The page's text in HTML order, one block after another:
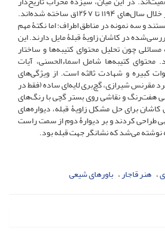
قابل شناسایی است که در خلال سال‌های ۱۱۹۴ تا ۱۲۶۷ق ساخته شده‌اند.
و سه نمونه در مناطق اطراف؛ اما نکتۀ مهم
در کاشان زاویۀ قبلۀ مایل دارند. این
مسائلی چون تحلیل محتوای کتیبه‌ها و ساختار
محتوای کتیبه‌ها شامل اسماءالحسنی، آیات
کبیره و شهادت ثالثه است. از ویژگی‌های
مقرنس شیرازی، گچ‌بری لایه‌ای ساده (فقط در
هفت‌رنگ و نقاشی روی بستر گچی با رنگ‌های
کاشان برای حل مشکل زاویۀ قبله، دیواره‌های
طراحی کردند و بر دیوارۀ دوم از سمت راست
نوشته می‌شد که نشانگر جهت قبله بود.
هنر قاجار باورهای شیعی